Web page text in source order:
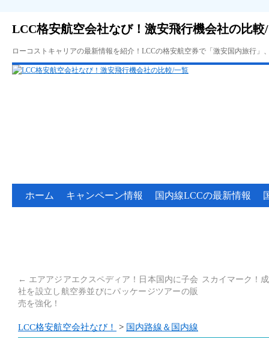
LCC格安航空会社なび！激安飛行機会社の比較
ローコストキャリアの最新情報を紹介！LCCの格安航空券で「激安国内旅行
ホーム キャンペーン情報 国内線LCCの最新情報
← エアアジアエクスペディア！日本国内に子会
社を設立し航空券並びにパッケージツアーの販
売を強化！
スカイマーク！
LCC格安航空会社なび！ > 国内路線＆国内線